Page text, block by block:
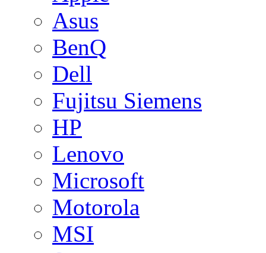
Asus
BenQ
Dell
Fujitsu Siemens
HP
Lenovo
Microsoft
Motorola
MSI